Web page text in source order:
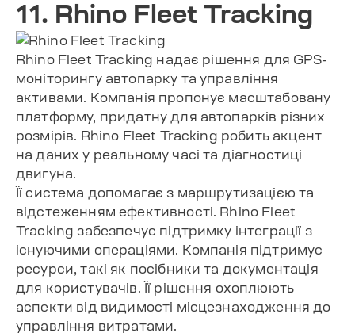
11. Rhino Fleet Tracking
Rhino Fleet Tracking надає рішення для GPS-
моніторингу автопарку та управління
активами. Компанія пропонує масштабовану
платформу, придатну для автопарків різних
розмірів. Rhino Fleet Tracking робить акцент
на даних у реальному часі та діагностиці
двигуна.
Її система допомагає з маршрутизацією та
відстеженням ефективності. Rhino Fleet
Tracking забезпечує підтримку інтеграції з
існуючими операціями. Компанія підтримує
ресурси, такі як посібники та документація
для користувачів. Її рішення охоплюють
аспекти від видимості місцезнаходження до
управління витратами.